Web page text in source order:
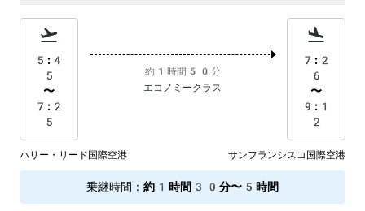
5:4
5
〜
7:2
5
約1時間50分
エコノミークラス
7:2
6
〜
9:1
2
ハリー・リード国際空港 サンフランシスコ国際空港
乗継時間 ： 約1時間30分〜5時間